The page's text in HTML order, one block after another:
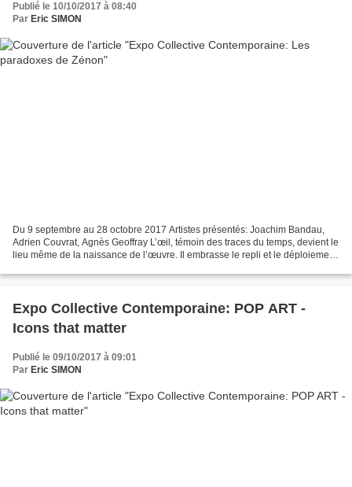
Publié le 10/10/2017 à 08:40
Par Eric SIMON
Du 9 septembre au 28 octobre 2017 Artistes présentés: Joachim Bandau,
Adrien Couvrat, Agnès Geoffray L’œil, témoin des traces du temps, devient le
lieu même de la naissance de l’œuvre. Il embrasse le repli et le déploiement
Expo Collective Contemporaine: POP ART -
Icons that matter
Publié le 09/10/2017 à 09:01
Par Eric SIMON